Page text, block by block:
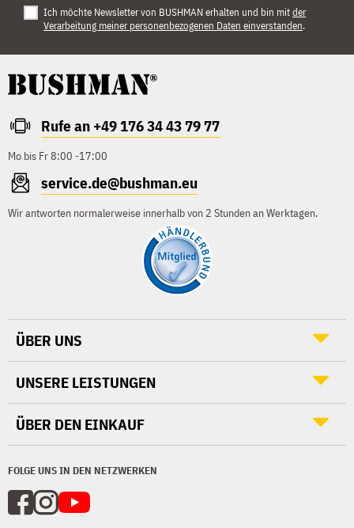
Ich möchte Newsletter von BUSHMAN erhalten und bin mitder
Verarbeitung meiner personenbezogenen Daten einverstanden.
Rufe an +49 176 34 43 79 77
Mo bis Fr 8:00 -17:00
service.de@bushman.eu
Wir antworten normalerweise innerhalb von 2 Stunden an Werktagen.
FOLGE UNS IN DEN NETZWERKEN
ÜBER UNS
UNSERE LEISTUNGEN
ÜBER DEN EINKAUF